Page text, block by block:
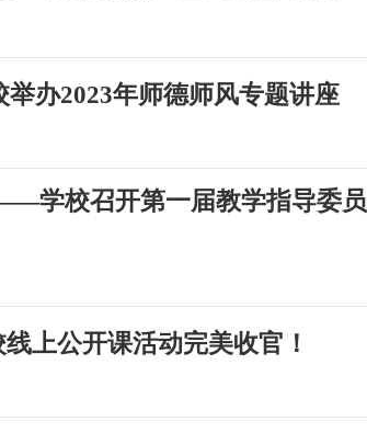
办2023年师德师风专题讲座
学校召开第一届教学指导委员
上公开课活动完美收官！